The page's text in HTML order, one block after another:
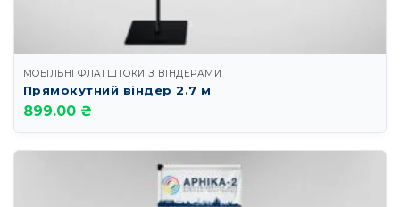
МОБІЛЬНІ ФЛАГШТОКИ З ВІНДЕРАМИ
Прямокутний віндер 2.7 м
899.00 ₴